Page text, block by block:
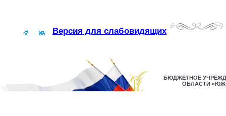
Версия для слабовидящих
БЮДЖЕТНОЕ
ОБЛАСТИ